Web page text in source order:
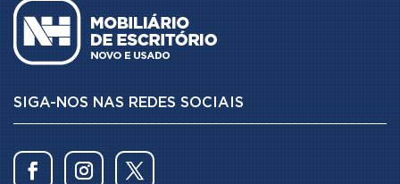
SIGA-NOS NAS REDES SOCIAIS